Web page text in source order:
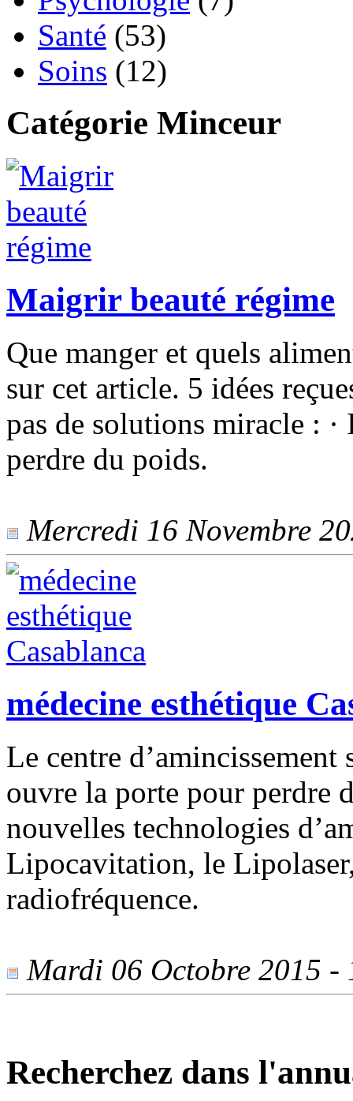
Santé (53)
Soins (12)
Catégorie Minceur
Maigrir beauté régime
Que manger et quels
sur cet article. 5 idées
pas de solutions miracle :
perdre du poids.
Mercredi 16 Novembre
médecine esthétique
Le centre
ouvre la porte pour perdre
nouvelles technologies
Lipocavitation, le
radiofréquence.
Mardi 06 Octobre 2015 -
Recherchez dans